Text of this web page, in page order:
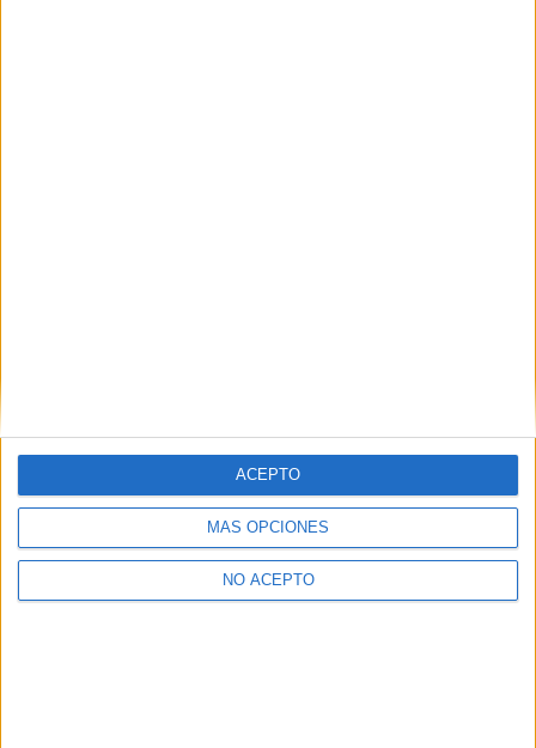
MÁS OPCIONES
NO ACEPTO
ACEPTO
Estudios nombrados en este post
Estudiar Conservación y Restauración de Bienes Culturales